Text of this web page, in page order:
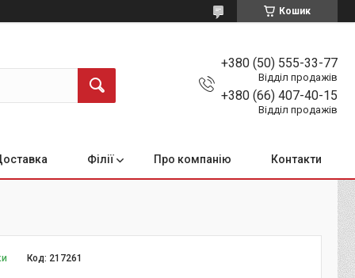
Кошик
+380 (50) 555-33-77
Відділ продажів
+380 (66) 407-40-15
Відділ продажів
Філії Про компанію Контакти
Код: 217261